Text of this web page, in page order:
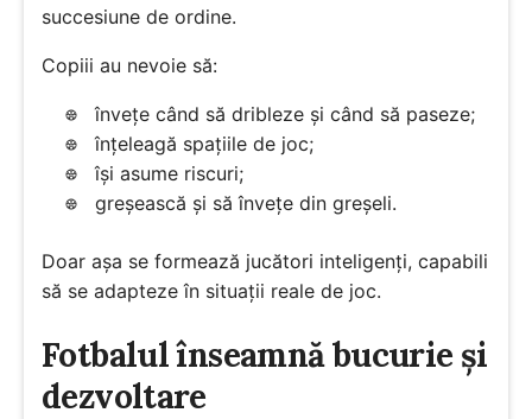
succesiune de ordine.
Copiii au nevoie să:
învețe când să dribleze și când să paseze;
înțeleagă spațiile de joc;
își asume riscuri;
greșească și să învețe din greșeli.
Doar așa se formează jucători inteligenți, capabili
să se adapteze în situații reale de joc.
Fotbalul înseamnă bucurie și
dezvoltare